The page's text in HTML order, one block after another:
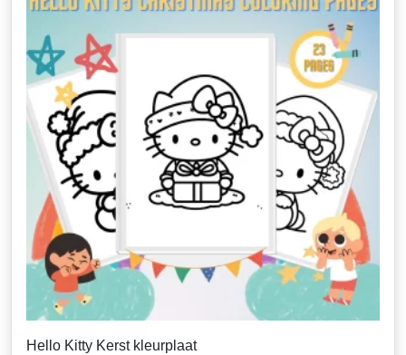
Hello Kitty Kerst kleurplaat